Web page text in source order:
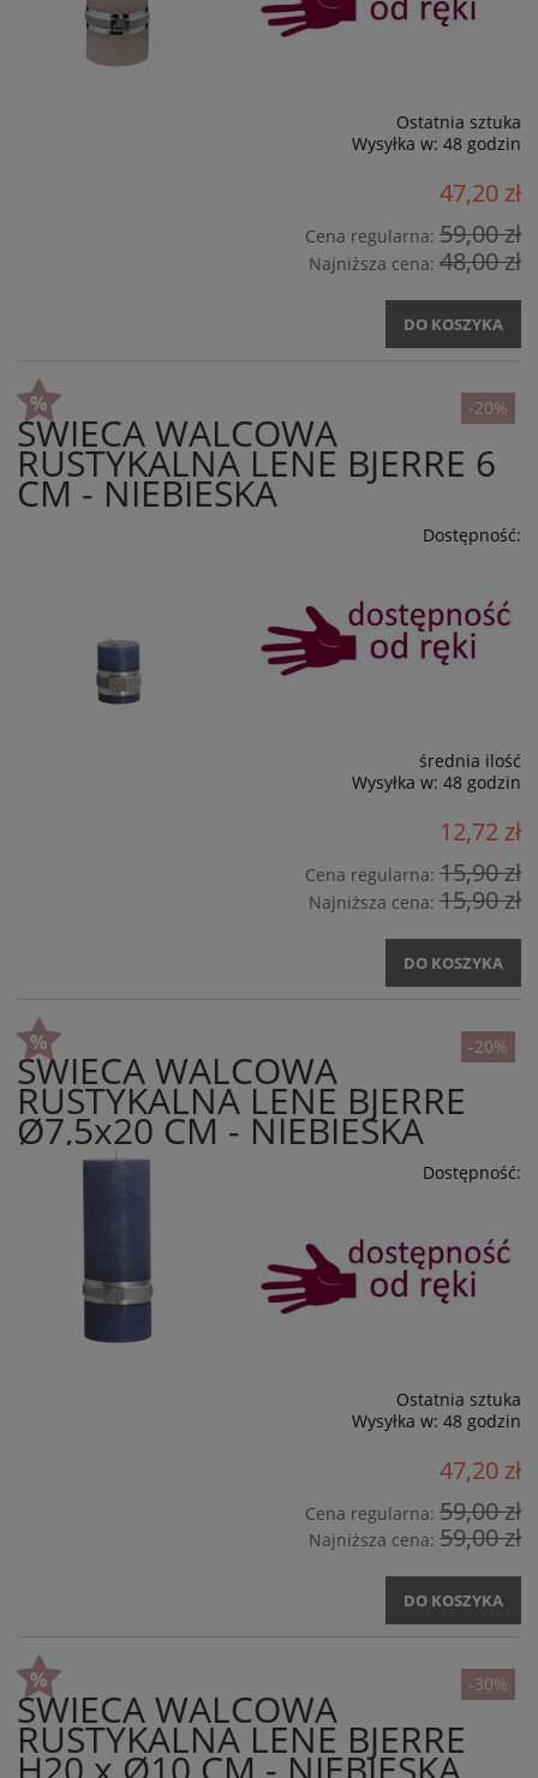
Ostatnia sztuka
Wysyłka w: 48 godzin
47,20 zł
Cena regularna: 59,00 zł
Najniższa cena: 48,00 zł
DO KOSZYKA
ŚWIECA WALCOWA
RUSTYKALNA LENE BJERRE 6
CM - NIEBIESKA
Dostępność:
średnia ilość
Wysyłka w: 48 godzin
12,72 zł
Cena regularna: 15,90 zł
Najniższa cena: 15,90 zł
DO KOSZYKA
-20%
ŚWIECA WALCOWA
RUSTYKALNA LENE BJERRE
Ø7,5x20 CM - NIEBIESKA
Dostępność:
Ostatnia sztuka
Wysyłka w: 48 godzin
47,20 zł
Cena regularna: 59,00 zł
Najniższa cena: 59,00 zł
DO KOSZYKA
-20%
ŚWIECA WALCOWA
RUSTYKALNA LENE BJERRE
-30%